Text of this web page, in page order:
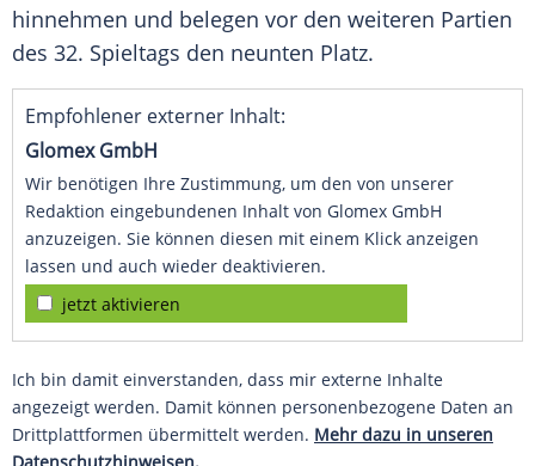
hinnehmen und belegen vor den weiteren Partien
des 32. Spieltags den neunten Platz.
Empfohlener externer Inhalt:
Glomex GmbH
Wir benötigen Ihre Zustimmung, um den von unserer
Redaktion eingebundenen Inhalt von Glomex GmbH
anzuzeigen. Sie können diesen mit einem Klick anzeigen
lassen und auch wieder deaktivieren.
jetzt aktivieren
Ich bin damit einverstanden, dass mir externe Inhalte
angezeigt werden. Damit können personenbezogene Daten an
Drittplattformen übermittelt werden. Mehr dazu in unseren